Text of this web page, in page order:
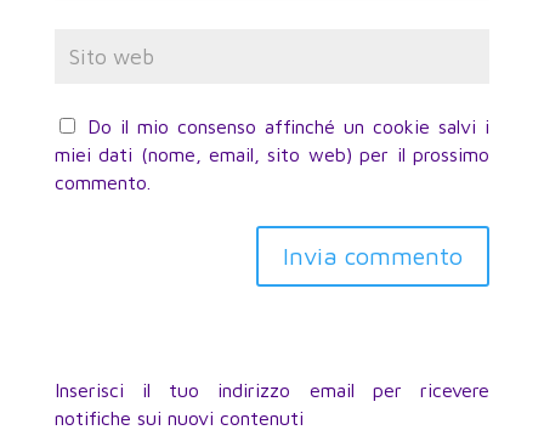
Do il mio consenso affinché un cookie salvi i
miei dati (nome, email, sito web) per il prossimo
commento.
Inserisci il tuo indirizzo email per ricevere
notifiche sui nuovi contenuti